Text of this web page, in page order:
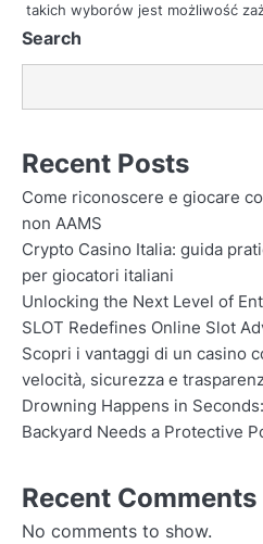
takich wyborów jest możliwość
Search
Recent Posts
Come riconoscere e giocare
non AAMS
Crypto Casino Italia: guida
per giocatori italiani
Unlocking the Next Level of
SLOT Redefines Online Slot
Scopri i vantaggi di un casino
velocità, sicurezza e
Drowning Happens in
Backyard Needs a Protective
Recent Comments
No comments to show.